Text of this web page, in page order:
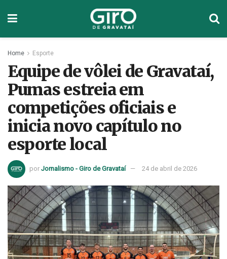
Home Esporte
Equipe de vôlei de Gravataí,
Pumas estreia em
competições oficiais e
inicia novo capítulo no
esporte local
por Jornalismo - Giro de Gravataí 24 de abril de 2026